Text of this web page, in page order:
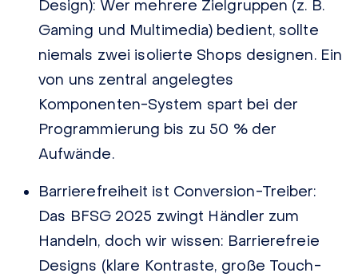
Design): Wer mehrere Zielgruppen (z. B.
Gaming und Multimedia) bedient, sollte
niemals zwei isolierte Shops designen. Ein
von uns zentral angelegtes
Komponenten-System spart bei der
Programmierung bis zu 50 % der
Aufwände.
Barrierefreiheit ist Conversion-Treiber:
Das BFSG 2025 zwingt Händler zum
Handeln, doch wir wissen: Barrierefreie
Designs (klare Kontraste, große Touch-